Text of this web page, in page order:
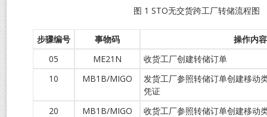
图 1 STO无交货跨工厂转储流程图
步骤编号 事物码
操作内容
05
ME21N
收货工厂创建转储订单
10
MB1B/MIGO
发货工厂参照转储订单创建移动
凭证
20
MB1B/MIGO
收货工厂参照转储订单创建移动